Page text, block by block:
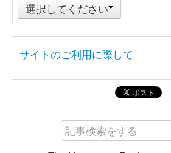
選択してください
サイトのご利用に際して